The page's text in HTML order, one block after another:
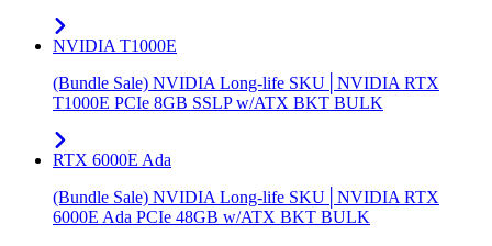
NVIDIA T1000E
(Bundle Sale) NVIDIA Long-life SKU│NVIDIA RTX
T1000E PCIe 8GB SSLP w/ATX BKT BULK
RTX 6000E Ada
(Bundle Sale) NVIDIA Long-life SKU│NVIDIA RTX
6000E Ada PCIe 48GB w/ATX BKT BULK